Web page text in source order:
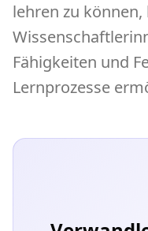
lehren zu
Fähigkeiten und
Lernprozesse